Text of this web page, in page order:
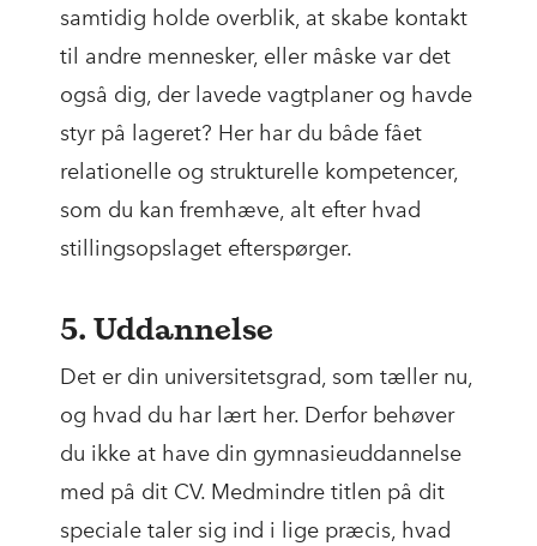
samtidig holde overblik, at skabe kontakt
til andre mennesker, eller måske var det
også dig, der lavede vagtplaner og havde
styr på lageret? Her har du både fået
relationelle og strukturelle kompetencer,
som du kan fremhæve, alt efter hvad
stillingsopslaget efterspørger.
5. Uddannelse
Det er din universitetsgrad, som tæller nu,
og hvad du har lært her. Derfor behøver
du ikke at have din gymnasieuddannelse
med på dit CV. Medmindre titlen på dit
speciale taler sig ind i lige præcis, hvad